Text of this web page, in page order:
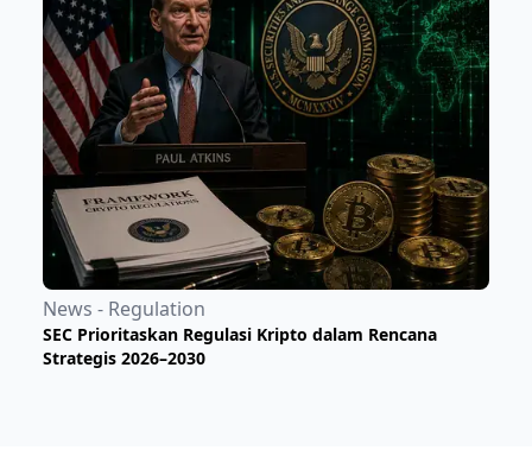
News - Regulation
SEC Prioritaskan Regulasi Kripto dalam Rencana
Strategis 2026–2030